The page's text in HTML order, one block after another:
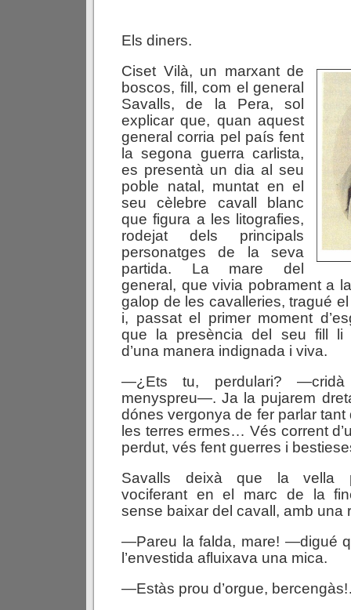
Els diners.
Ciset Vilà, un marxant de
boscos, fill, com el general
Savalls, de la Pera, sol
explicar que, quan aquest
general corria pel país fent
la segona guerra carlista,
es presentà un dia al seu
poble natal, muntat en el
seu cèlebre cavall blanc
que figura a les litografies,
rodejat dels principals
personatges de la seva
partida. La mare del
general, que vivia pobrament a
galop de les cavalleries, tragué
i, passat el primer moment
que la presència del seu fill li
d’una manera indignada i viva.
—¿Ets tu, perdulari? —cridà
menyspreu—. Ja la pujarem
dónes vergonya de fer parlar tant
les terres ermes… Vés corrent
perdut, vés fent guerres i
Savalls deixà que la vella
vociferant en el marc de la
sense baixar del cavall, amb una
—Pareu la falda, mare! —digué
l’envestida afluixava una mica.
—Estàs prou d’orgue,